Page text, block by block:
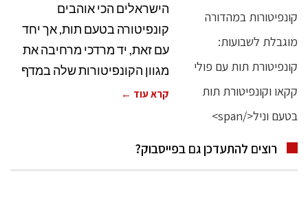
הישראלים הכי אוהבים
קונפיטורה בטעם תות, אך יחד
עם זאת, יד מרדכי מרחיבה את
מגוון הקונפיטורות שלה במדף
קרא עוד ←
רוצים להתעדכן גם בפייסבוק?